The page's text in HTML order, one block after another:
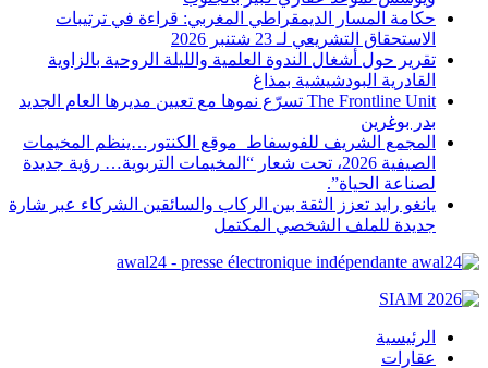
حكامة المسار الديمقراطي المغربي: قراءة في ترتيبات
الاستحقاق التشريعي لـ 23 شتنبر 2026
تقرير حول أشغال الندوة العلمية والليلة الروحية بالزاوية
القادرية البودشيشية بمذاغ
The Frontline Unit تسرّع نموها مع تعيين مديرها العام الجديد
بدر بوغرين
المجمع الشريف للفوسفاط موقع الكنتور…ينظم المخيمات
الصيفية 2026، تحت شعار “المخيمات التربوية… رؤية جديدة
لصناعة الحياة”.
يانغو رايد تعزز الثقة بين الركاب والسائقين الشركاء عبر شارة
جديدة للملف الشخصي المكتمل
awal24 - presse électronique indépendante
الرئيسية
عقارات